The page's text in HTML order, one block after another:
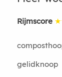
Rijmscore
gelidknoop